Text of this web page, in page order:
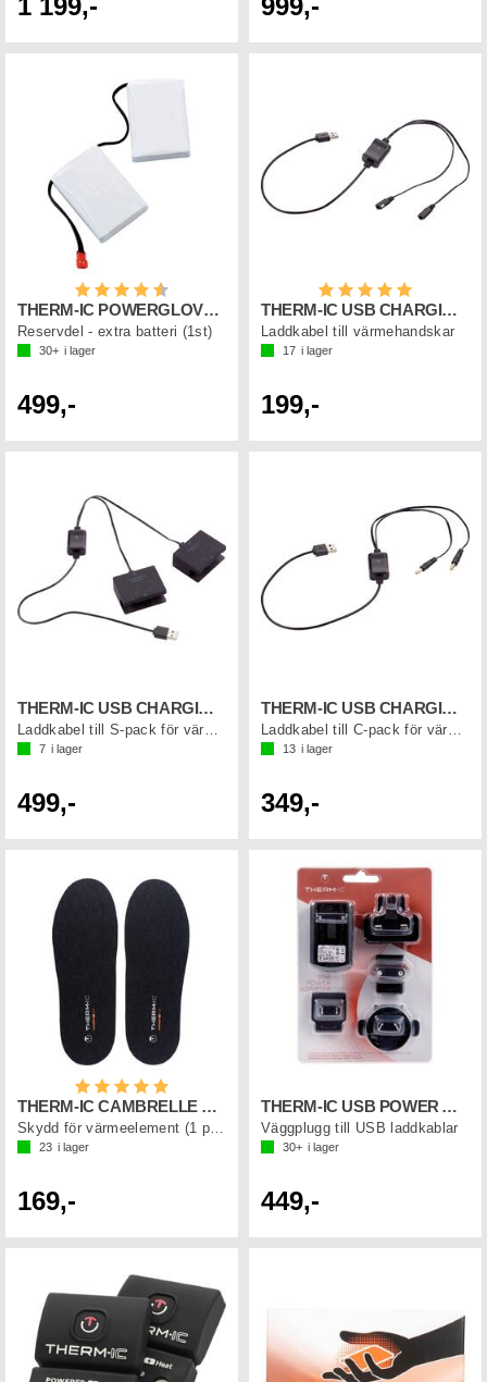
Betyg:
THERM-IC POWERGLOVES REPL.BATTERY (1 pc)
Reservdel - extra batteri (1st)
30+ i lager
499,-
Betyg:
THERM-IC USB CHARGING CABLE POWERGLOVES
Laddkabel till värmehandskar
17 i lager
199,-
THERM-IC USB CHARGING CABLE S-PACK
7 i lager
499,-
THERM-IC USB CHARGING CABLE C-PACK
13 i lager
349,-
Betyg:
THERM-IC CAMBRELLE COVERS
Skydd för värmeelement (1 par)
23 i lager
169,-
THERM-IC USB POWER ADAPTER
Väggplugg till USB laddkablar
30+ i lager
449,-